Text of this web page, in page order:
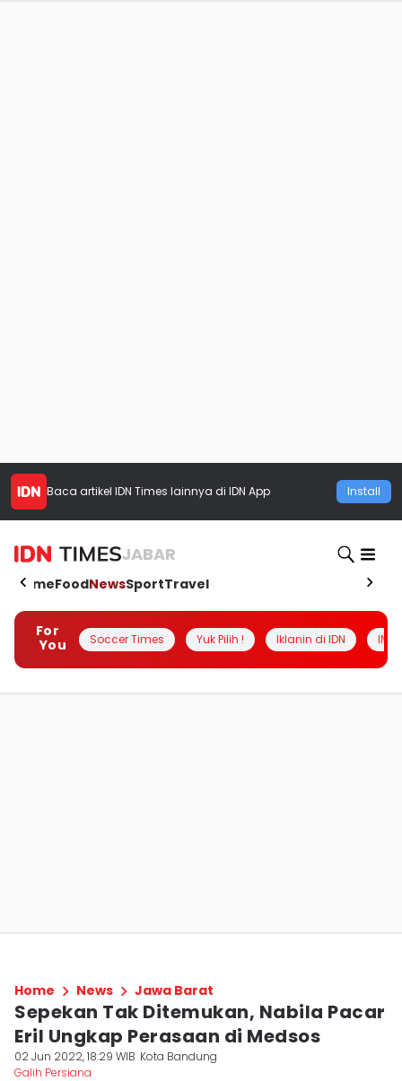
Baca artikel IDN Times lainnya di IDN App Install
JABAR
HomeFoodNewsSportTravel
For
You
Soccer Times Yuk Pilih ! Iklanin di IDN
Home News Jawa Barat
Sepekan Tak Ditemukan, Nabila Pacar
Eril Ungkap Perasaan di Medsos
02 Jun 2022, 18:29 WIB Kota Bandung
Galih Persiana